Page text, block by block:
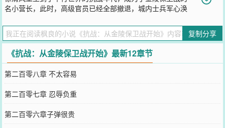
名小营长，此时，高级官员已经全部撤退，城内士兵军心涣
合部队，组织军民一同抵抗进城的鬼子，最后更是用自己的方式，避
免一系列不该发生的事情，救了金陵的百姓。让徐清风更想不到的
是，半天不到的功夫，他就成了军长。
您要是觉得《抗战：从金陵保卫战开始》还不错的话请不要忘记向您
QQ群和微博微信里的朋友推荐哦！
复制分享
《抗战：从金陵保卫战开始》最新12章节
第二百零八章 不太容易
第二百零七章 忍辱负重
第二百零六章子弹很贵